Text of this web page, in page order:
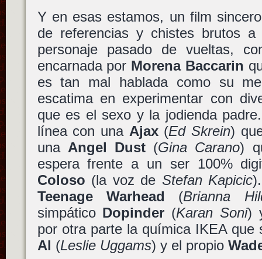
Y en esas estamos, un film
de referencias y chistes brutos
personaje pasado de vueltas,
encarnada por Morena Baccarin
es tan mal hablada como su
escatima en experimentar con
que es el sexo y la jodienda
línea con una Ajax(Ed Skrein)
una Angel Dust (Gina Carano)
espera frente a un ser 100%
Coloso (la voz de Stefan Kapicic
Teenage Warhead (Brianna
simpático Dopinder (Karan Soni)
por otra parte la química IKEA que
Al (Leslie Uggams) y el propio